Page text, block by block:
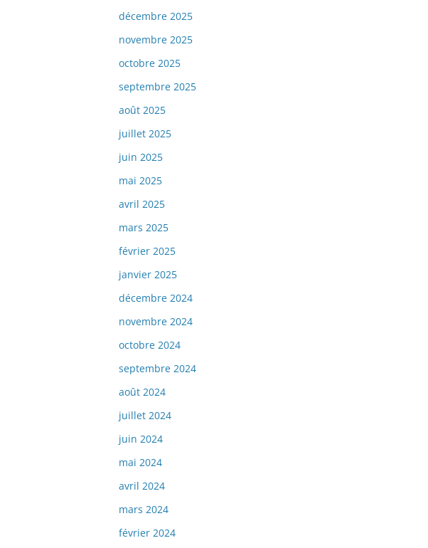
décembre 2025
novembre 2025
octobre 2025
septembre 2025
août 2025
juillet 2025
juin 2025
mai 2025
avril 2025
mars 2025
février 2025
janvier 2025
décembre 2024
novembre 2024
octobre 2024
septembre 2024
août 2024
juillet 2024
juin 2024
mai 2024
avril 2024
mars 2024
février 2024